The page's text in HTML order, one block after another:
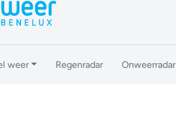
weer Regenradar Onweerradar